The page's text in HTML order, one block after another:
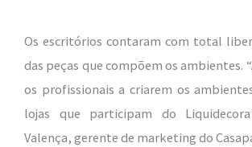
Os escritórios contaram com total
das peças que compõem os ambientes.
os profissionais a criarem os
lojas que participam do
Valença, gerente de marketing do